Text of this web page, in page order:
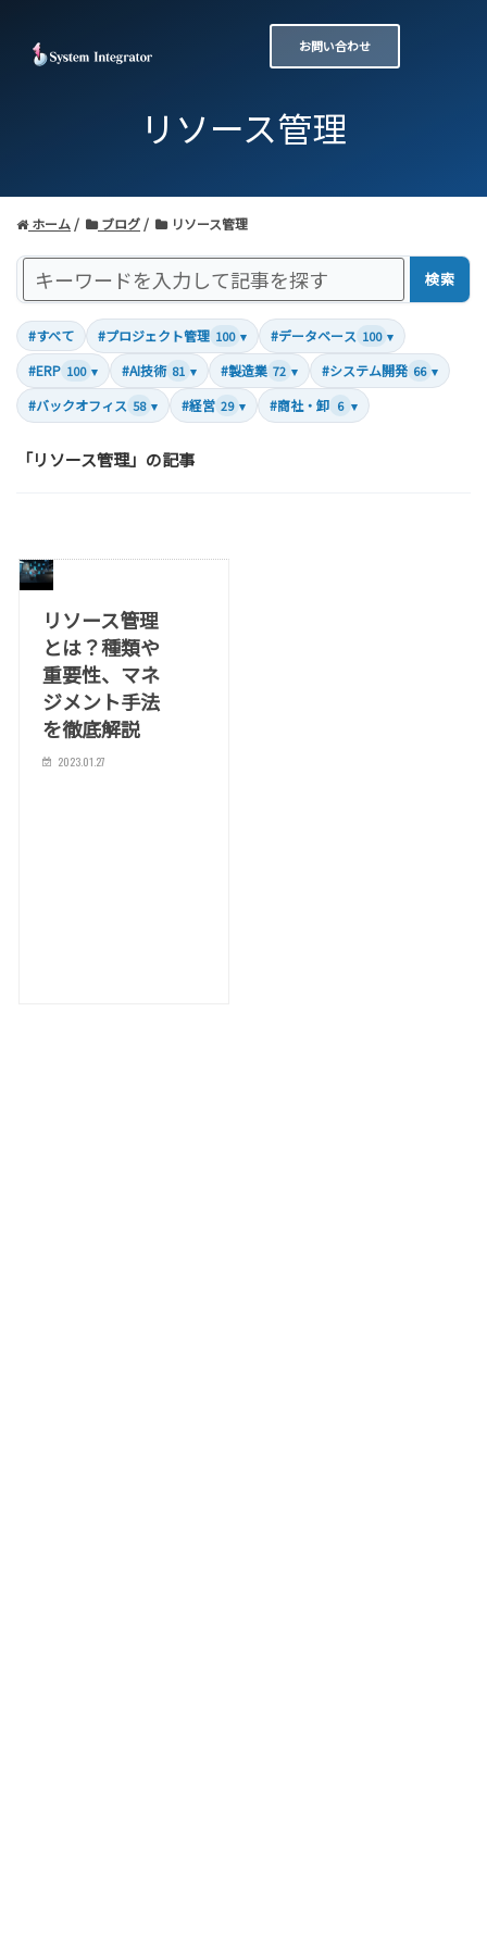
お問い合わせ
リソース管理
ホーム ブログ リソース管理
検索
#すべて #プロジェクト管理 100 ▾ #データベース 100 ▾
#ERP 100 ▾ #AI技術 81 ▾ #製造業 72 ▾ #システム開発 66 ▾
#バックオフィス 58 ▾ #経営 29 ▾ #商社・卸 6 ▾
「リソース管理」の記事
リソース管理
とは？種類や
重要性、マネ
ジメント手法
を徹底解説
2023.01.27